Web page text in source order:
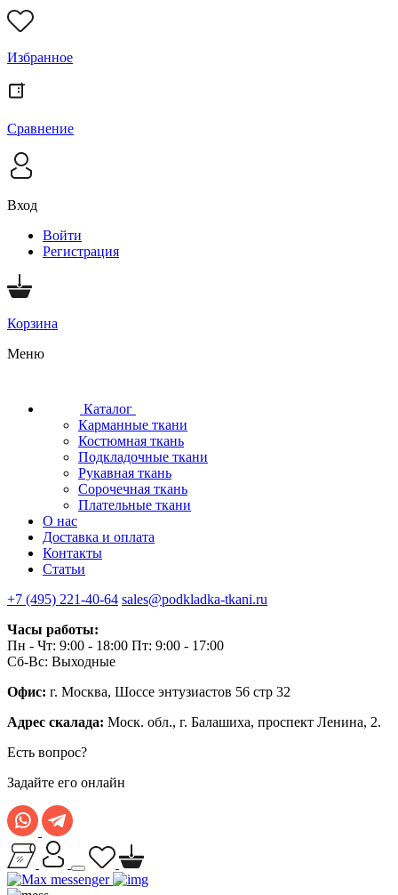
Избранное
Сравнение
Вход
Войти
Регистрация
Корзина
Меню
Каталог
Карманные ткани
Костюмная ткань
Подкладочные ткани
Рукавная ткань
Сорочечная ткань
Плательные ткани
О нас
Доставка и оплата
Контакты
Статьи
+7 (495) 221-40-64 sales@podkladka-tkani.ru
Часы работы:
Пн - Чт: 9:00 - 18:00 Пт: 9:00 - 17:00
Сб-Вс: Выходные
Офис: г. Москва, Шоссе энтузиастов 56 стр 32
Адрес скалада: Моск. обл., г. Балашиха, проспект Ленина, 2.
Есть вопрос?
Задайте его онлайн